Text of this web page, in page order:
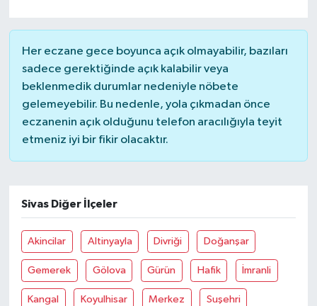
Her eczane gece boyunca açık olmayabilir, bazıları
sadece gerektiğinde açık kalabilir veya
beklenmedik durumlar nedeniyle nöbete
gelemeyebilir. Bu nedenle, yola çıkmadan önce
eczanenin açık olduğunu telefon aracılığıyla teyit
etmeniz iyi bir fikir olacaktır.
Sivas Diğer İlçeler
Akincilar Altinyayla Divriği Doğanşar
Gemerek Gölova Gürün Hafik İmranli
Kangal Koyulhisar Merkez Suşehri